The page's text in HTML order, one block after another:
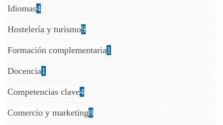
Idiomas4
Hostelería y turismo9
Formación complementaria1
Docencia1
Competencias clave4
Comercio y marketing8